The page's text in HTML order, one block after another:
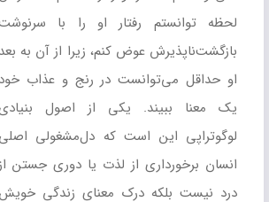
لحظه توانستم رفتار او را با سرنوشت
بازگشت‌ناپذیرش عوض کنم، زیرا از آن به بعد
او حداقل می‌توانست در رنج و عذاب خود
یک معنا ببیند. یکی از اصول بنیادی
لوگوتراپی این است که دل‌مشغولی اصلی
انسان برخورداری از لذت یا دوری جستن از
درد نیست بلکه درک معنای زندگی خویش